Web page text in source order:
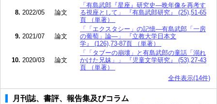
8. 2022/05 論文
「有島武郎『星座』研究史―晩年像を再考す
る視座として」 『有島武郎研究』 (25),51-65
頁 （単著）
9. 2021/07 論文
「「エクスタシー」の記憶―有島武郎「一房
の葡萄」論―」 『立教大学日本文
学』 (126),73-87頁 （単著）
10. 2020/03 論文
「「タブーの崩壊」と有島武郎の童話「溺れ
かけた兄妹」」 『児童文学研究』 (53),27-43
頁 （単著）
全件表示(14件)
月刊誌、書評、報告集及びコラム